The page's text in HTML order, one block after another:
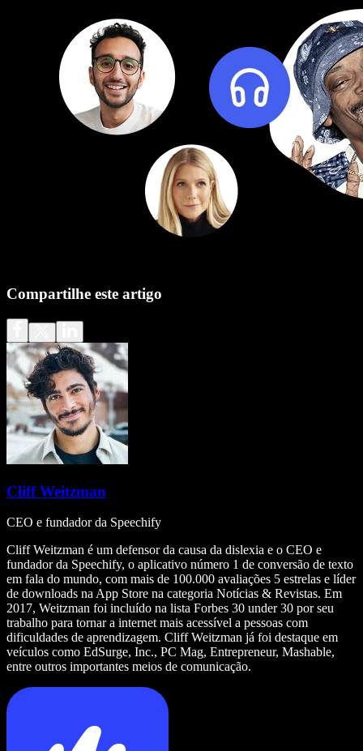
Compartilhe este artigo
Cliff Weitzman
CEO e fundador da Speechify
Cliff Weitzman é um defensor da causa da dislexia e o CEO e
fundador da Speechify, o aplicativo número 1 de conversão de texto
em fala do mundo, com mais de 100.000 avaliações 5 estrelas e líder
de downloads na App Store na categoria Notícias & Revistas. Em
2017, Weitzman foi incluído na lista Forbes 30 under 30 por seu
trabalho para tornar a internet mais acessível a pessoas com
dificuldades de aprendizagem. Cliff Weitzman já foi destaque em
veículos como EdSurge, Inc., PC Mag, Entrepreneur, Mashable,
entre outros importantes meios de comunicação.